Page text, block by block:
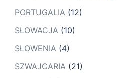
PORTUGALIA (12)
SŁOWACJA (10)
SŁOWENIA (4)
SZWAJCARIA (21)